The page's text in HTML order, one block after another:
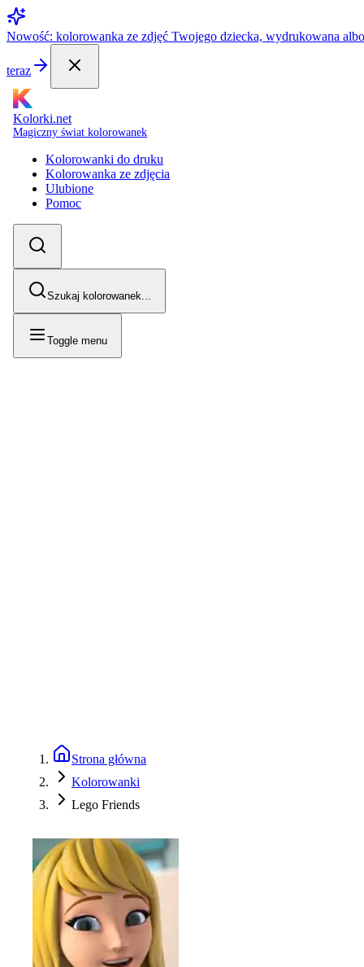
Nowość: kolorowanka ze zdjęć Twojego dziecka, wydrukowana
teraz
Kolorki.net
Magiczny świat kolorowanek
Kolorowanki do druku
Kolorowanka ze zdjęcia
Ulubione
Pomoc
Szukaj kolorowanek...
Toggle menu
Strona główna
Kolorowanki
Lego Friends